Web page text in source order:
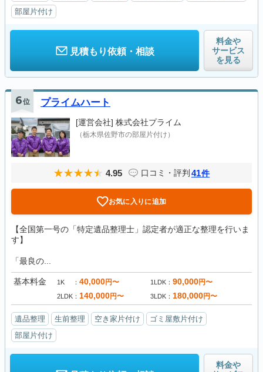
部屋片付け
見積もり依頼・相談
料金や
サービス
を見る
6位 プライムハート
[運営会社] 株式会社プライム
（栃木県佐野市の部屋片付け）
4.95 口コミ・評判 41件
お気に入りに追加
【全国第一号の「特定遺品整理士」認定者が適正な整理を行いま
す】
「最良の...
基本料金 1K 40,000円〜 1LDK 90,000円〜
2LDK 140,000円〜 3LDK 180,000円〜
遺品整理 生前整理 空き家片付け
ゴミ屋敷片付け
部屋片付け
料金や